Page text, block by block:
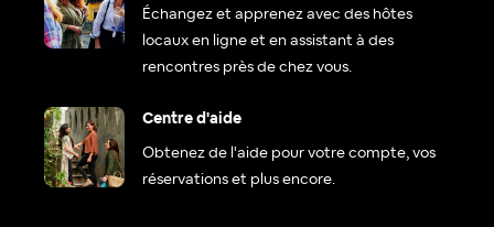
Échangez et apprenez avec des hôtes
locaux en ligne et en assistant à des
rencontres près de chez vous.
Centre d'aide
Obtenez de l'aide pour votre compte, vos
réservations et plus encore.